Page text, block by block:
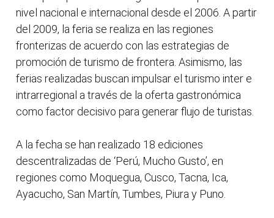
nivel nacional e internacional desde el 2006. A partir
del 2009, la feria se realiza en las regiones
fronterizas de acuerdo con las estrategias de
promoción de turismo de frontera. Asimismo, las
ferias realizadas buscan impulsar el turismo inter e
intrarregional a través de la oferta gastronómica
como factor decisivo para generar flujo de turistas.
A la fecha se han realizado 18 ediciones
descentralizadas de ‘Perú, Mucho Gusto’, en
regiones como Moquegua, Cusco, Tacna, Ica,
Ayacucho, San Martín, Tumbes, Piura y Puno.